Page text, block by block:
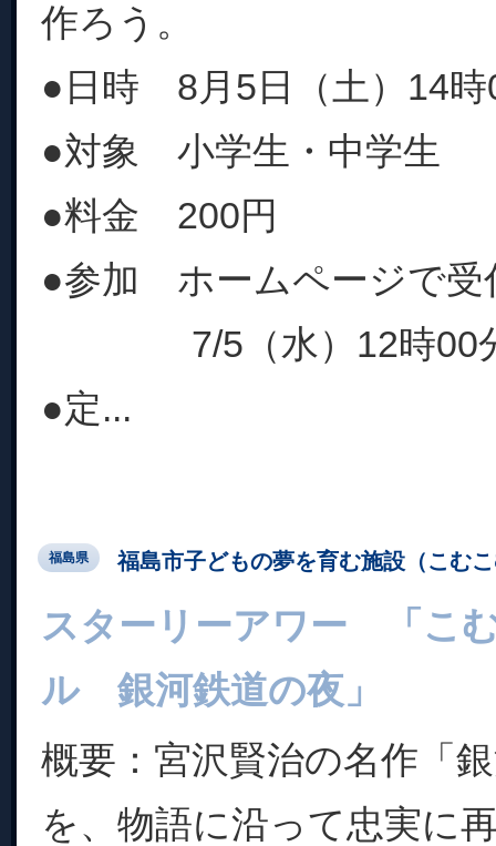
作ろう。
●日時 8月5日（土）14時
●対象 小学生・中学生
●料金 200円
●参加 ホームページで受
7/5（水）12時00
●定...
福島県 福島市子どもの夢を育む施設（こむ
スターリーアワー 「こ
ル 銀河鉄道の夜」
概要：宮沢賢治の名作「
を、物語に沿って忠実に